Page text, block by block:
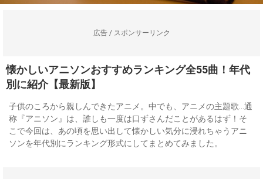
広告 / スポンサーリンク
懐かしいアニソンおすすめランキング全55曲！年代
別に紹介【最新版】
子供のころから親しんできたアニメ。中でも、アニメの主題歌…通
称『アニソン』は、誰しも一度は口ずさんだことがあるはず！そ
こで今回は、あの頃を思い出して懐かしい気分に浸れちゃうアニ
ソンを年代別にランキング形式にしてまとめてみました。